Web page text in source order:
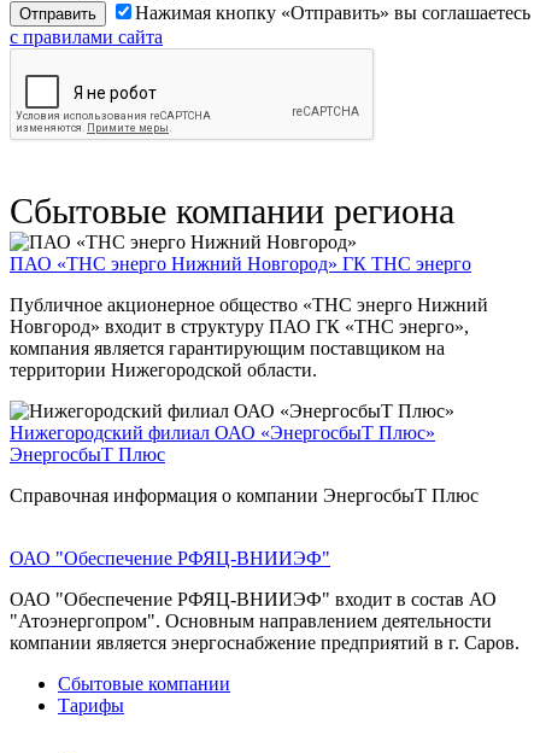
Нажимая кнопку «Отправить» вы соглашаетесь
с правилами сайта
Сбытовые компании региона
ПАО «ТНС энерго Нижний Новгород» ГК ТНС энерго
Публичное акционерное общество «ТНС энерго Нижний
Новгород» входит в структуру ПАО ГК «ТНС энерго»,
компания является гарантирующим поставщиком на
территории Нижегородской области.
Нижегородский филиал ОАО «ЭнергосбыТ Плюс»
ЭнергосбыТ Плюс
Справочная информация о компании ЭнергосбыТ Плюс
ОАО "Обеспечение РФЯЦ-ВНИИЭФ"
ОАО "Обеспечение РФЯЦ-ВНИИЭФ" входит в состав АО
"Атоэнергопром". Основным направлением деятельности
компании является энергоснабжение предприятий в г. Саров.
Сбытовые компании
Тарифы